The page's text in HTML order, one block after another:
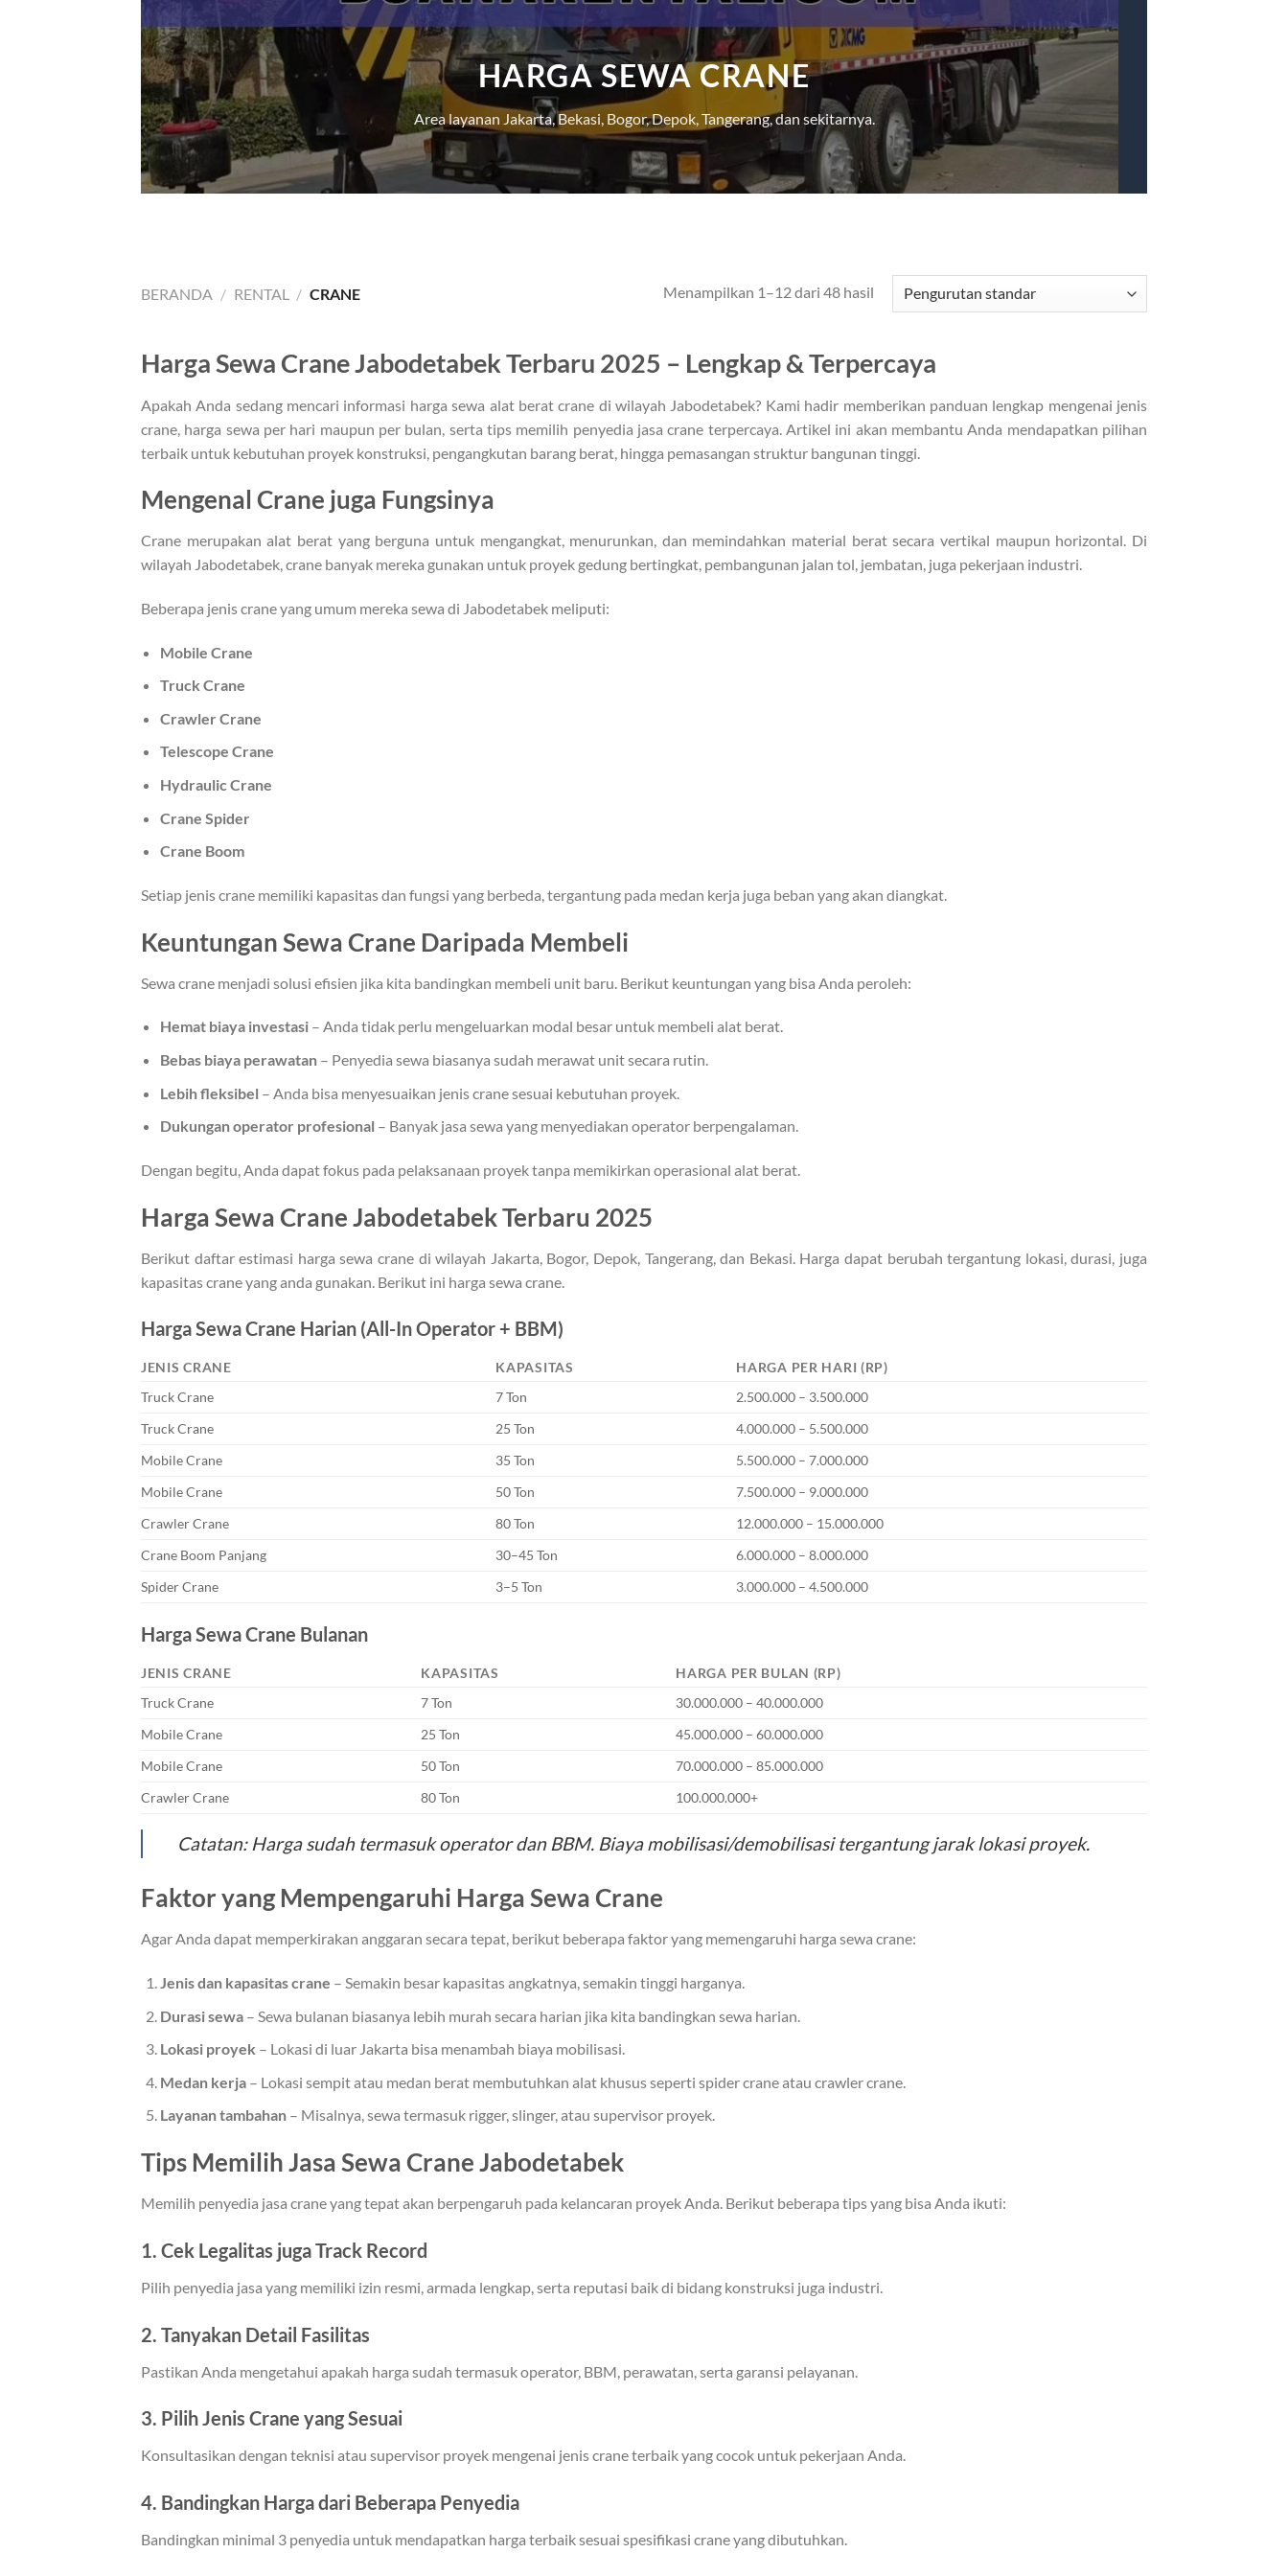
HARGA SEWA CRANE
Area layanan Jakarta, Bekasi, Bogor, Depok, Tangerang, dan sekitarnya.
BERANDA / RENTAL / CRANE Menampilkan 1–12 dari 48 hasil
Harga Sewa Crane Jabodetabek Terbaru 2025 – Lengkap & Terpercaya
Apakah Anda sedang mencari informasi harga sewa alat berat crane di wilayah Jabodetabek? Kami hadir memberikan panduan lengkap mengenai jenis
crane, harga sewa per hari maupun per bulan, serta tips memilih penyedia jasa crane terpercaya. Artikel ini akan membantu Anda mendapatkan pilihan
terbaik untuk kebutuhan proyek konstruksi, pengangkutan barang berat, hingga pemasangan struktur bangunan tinggi.
Mengenal Crane juga Fungsinya
Crane merupakan alat berat yang berguna untuk mengangkat, menurunkan, dan memindahkan material berat secara vertikal maupun horizontal. Di
wilayah Jabodetabek, crane banyak mereka gunakan untuk proyek gedung bertingkat, pembangunan jalan tol, jembatan, juga pekerjaan industri.
Beberapa jenis crane yang umum mereka sewa di Jabodetabek meliputi:
Mobile Crane
Truck Crane
Crawler Crane
Telescope Crane
Hydraulic Crane
Crane Spider
Crane Boom
Setiap jenis crane memiliki kapasitas dan fungsi yang berbeda, tergantung pada medan kerja juga beban yang akan diangkat.
Keuntungan Sewa Crane Daripada Membeli
Sewa crane menjadi solusi efisien jika kita bandingkan membeli unit baru. Berikut keuntungan yang bisa Anda peroleh:
Hemat biaya investasi – Anda tidak perlu mengeluarkan modal besar untuk membeli alat berat.
Bebas biaya perawatan – Penyedia sewa biasanya sudah merawat unit secara rutin.
Lebih fleksibel – Anda bisa menyesuaikan jenis crane sesuai kebutuhan proyek.
Dukungan operator profesional – Banyak jasa sewa yang menyediakan operator berpengalaman.
Dengan begitu, Anda dapat fokus pada pelaksanaan proyek tanpa memikirkan operasional alat berat.
Harga Sewa Crane Jabodetabek Terbaru 2025
Berikut daftar estimasi harga sewa crane di wilayah Jakarta, Bogor, Depok, Tangerang, dan Bekasi. Harga dapat berubah tergantung lokasi, durasi, juga
kapasitas crane yang anda gunakan. Berikut ini harga sewa crane.
Harga Sewa Crane Harian (All-In Operator + BBM)
JENIS CRANE KAPASITAS
HARGA PER HARI (RP)
Truck Crane
7 Ton
2.500.000 – 3.500.000
Truck Crane
25 Ton
4.000.000 – 5.500.000
Mobile Crane
35 Ton
5.500.000 – 7.000.000
Mobile Crane
50 Ton
7.500.000 – 9.000.000
Crawler Crane
80 Ton
12.000.000 – 15.000.000
Crane Boom Panjang
30–45 Ton
6.000.000 – 8.000.000
Spider Crane
3–5 Ton 3.000.000 – 4.500.000
Harga Sewa Crane Bulanan
JENIS CRANE KAPASITAS
HARGA PER BULAN (RP)
Truck Crane
7 Ton
30.000.000 – 40.000.000
Mobile Crane
25 Ton
45.000.000 – 60.000.000
Mobile Crane
50 Ton
70.000.000 – 85.000.000
Crawler Crane
80 Ton 100.000.000+
Catatan: Harga sudah termasuk operator dan BBM. Biaya mobilisasi/demobilisasi tergantung jarak lokasi proyek.
Faktor yang Mempengaruhi Harga Sewa Crane
Agar Anda dapat memperkirakan anggaran secara tepat, berikut beberapa faktor yang memengaruhi harga sewa crane:
Jenis dan kapasitas crane – Semakin besar kapasitas angkatnya, semakin tinggi harganya.
Durasi sewa – Sewa bulanan biasanya lebih murah secara harian jika kita bandingkan sewa harian.
Lokasi proyek – Lokasi di luar Jakarta bisa menambah biaya mobilisasi.
Medan kerja – Lokasi sempit atau medan berat membutuhkan alat khusus seperti spider crane atau crawler crane.
Layanan tambahan – Misalnya, sewa termasuk rigger, slinger, atau supervisor proyek.
Tips Memilih Jasa Sewa Crane Jabodetabek
Memilih penyedia jasa crane yang tepat akan berpengaruh pada kelancaran proyek Anda. Berikut beberapa tips yang bisa Anda ikuti:
1. Cek Legalitas juga Track Record
Pilih penyedia jasa yang memiliki izin resmi, armada lengkap, serta reputasi baik di bidang konstruksi juga industri.
2. Tanyakan Detail Fasilitas
Pastikan Anda mengetahui apakah harga sudah termasuk operator, BBM, perawatan, serta garansi pelayanan.
3. Pilih Jenis Crane yang Sesuai
Konsultasikan dengan teknisi atau supervisor proyek mengenai jenis crane terbaik yang cocok untuk pekerjaan Anda.
4. Bandingkan Harga dari Beberapa Penyedia
Bandingkan minimal 3 penyedia untuk mendapatkan harga terbaik sesuai spesifikasi crane yang dibutuhkan.